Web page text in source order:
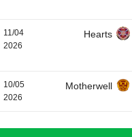
11/04
2026
Hearts
10/05
2026
Motherwell